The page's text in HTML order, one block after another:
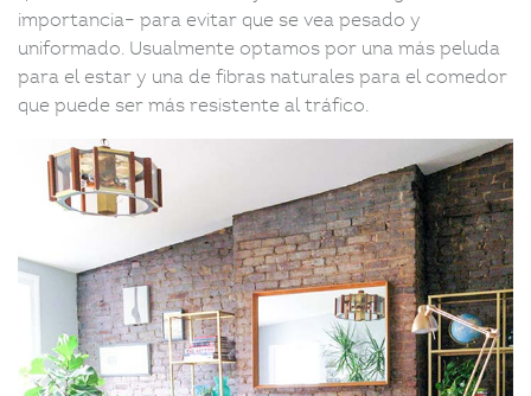
importancia– para evitar que se vea pesado y
uniformado. Usualmente optamos por una más peluda
para el estar y una de fibras naturales para el comedor
que puede ser más resistente al tráfico.